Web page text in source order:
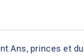
Ans, princes et